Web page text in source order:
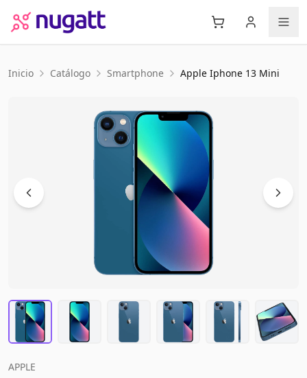
Inicio Catálogo Smartphone Apple Iphone 13 Mini
APPLE